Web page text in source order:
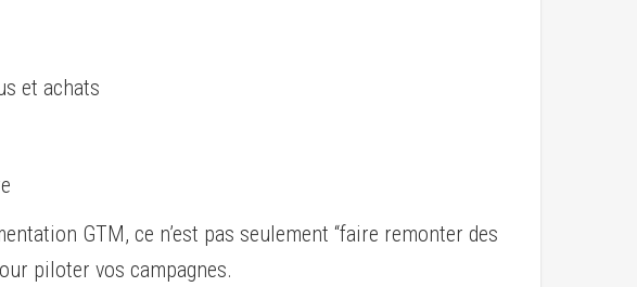
et achats
GTM, ce n’est pas seulement “faire remonter des
piloter vos campagnes.